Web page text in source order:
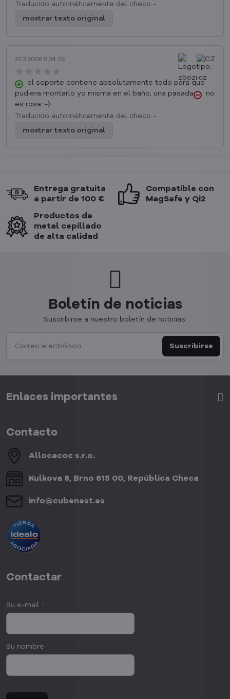
Traducido automáticamente del checo -
mostrar texto original
27.3.2026 8:24.05
el soporte contiene absolutamente todo para que
pudiera montarlo yo misma en el baño, una pasada
no
es rosa :-)
Traducido automáticamente del checo -
mostrar texto original
Entrega gratuita
a partir de 100 €
Compatible con
MagSafe y Qi2
Productos de
metal cepillado
de alta calidad
Boletín de noticias
Suscribirse a nuestro boletín de noticias:
Suscribirse
Enlaces importantes
Contacto
Allocacoc s​.r​.o​.
Kulkova 8, Brno 615 00, República Checa
info​@cubenest​.es
Contactar
Su e-mail *
Su nombre *